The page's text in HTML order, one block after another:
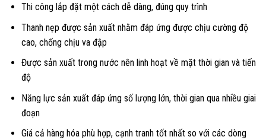
Thi công lắp đặt một cách dễ dàng, đúng quy trình
Thanh nẹp được sản xuất nhằm đáp ứng được chịu cường độ
cao, chống chịu va đập
Được sản xuất trong nước nên linh hoạt về mặt thời gian và tiến
độ
Năng lực sản xuất đáp ứng số lượng lớn, thời gian qua nhiều giai
đoạn
Giá cả hàng hóa phù hợp, cạnh tranh tốt nhất so với các dòng